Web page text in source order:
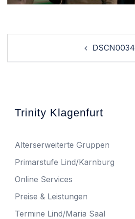
DSCN0034
Trinity Klagenfurt
Alterserweiterte Gruppen
Primarstufe Lind/Karnburg
Online Services
Preise & Leistungen
Termine Lind/Maria Saal